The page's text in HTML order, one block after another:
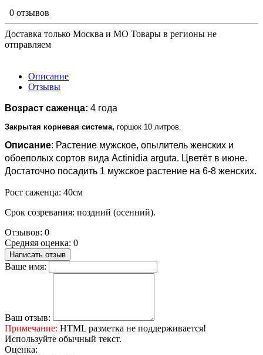
0 отзывов
Доставка только Москва и МО Товары в регионы не
отправляем
Описание
Отзывы
Возраст саженца: 4 года
Закрытая корневая система, горшок 10 литров.
Описание: Растение мужское, опылитель женских и
обоеполых сортов вида Actinidia arguta. Цветёт в июне.
Достаточно посадить 1 мужское растение на 6-8 женских.
Рост саженца: 40см
Срок созревания: поздний (осенний).
Отзывов: 0
Средняя оценка: 0
Написать отзыв
Ваше имя:
Ваш отзыв:
Примечание: HTML разметка не поддерживается!
Используйте обычный текст.
Оценка: